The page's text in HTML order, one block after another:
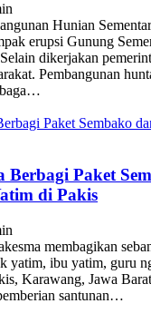
Hunian
erupsi Gunung
dikerjakan
Pembangunan
Berbagi Paket
di Pakis
membagikan
yatim, ibu yatim, guru
Karawang, Jawa
santunan…